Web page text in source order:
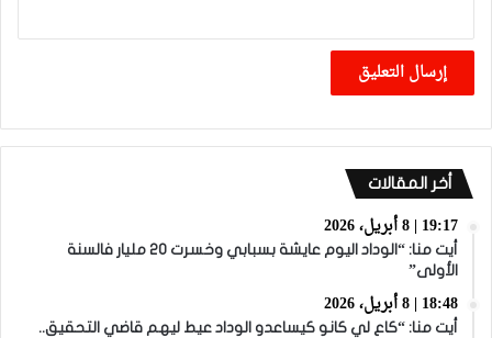
أخر المقالات
19:17 | 8 أبريل، 2026
أيت منا: “الوداد اليوم عايشة بسبابي وخسرت 20 مليار فالسنة
الأولى”
18:48 | 8 أبريل، 2026
أيت منا: “كاع لي كانو كيساعدو الوداد عيط ليهم قاضي التحقيق..